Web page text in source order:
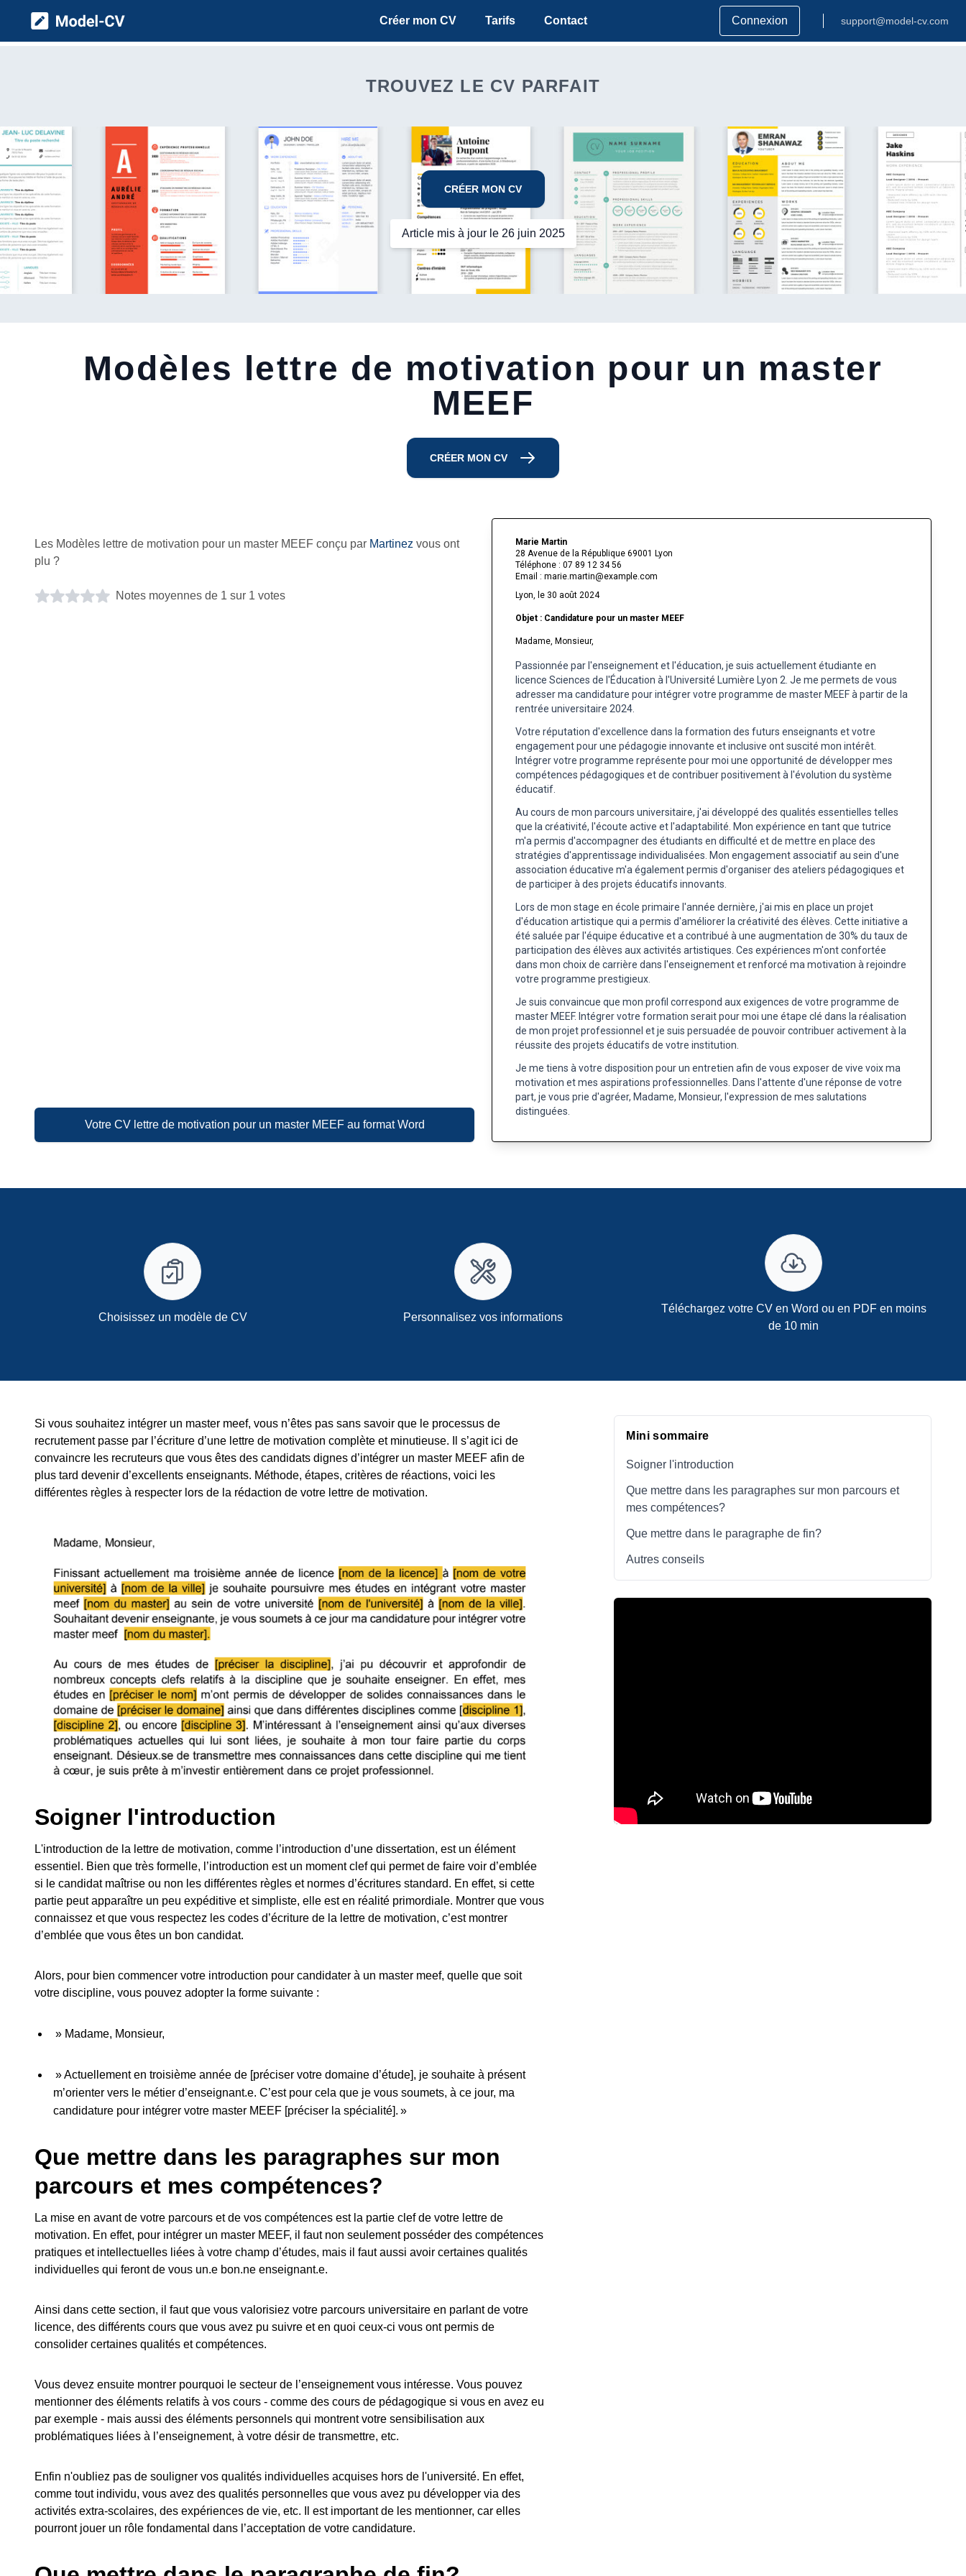
Model CV Créer mon CV Tarifs Contact Connexion support@model-cv.com
TROUVEZ LE CV PARFAIT
CRÉER MON CV
Article mis à jour le 26 juin 2025
Modèles lettre de motivation pour un master
MEEF
CRÉER MON CV
Les Modèles lettre de motivation pour un master MEEF conçu par Martinez vous ont
plu ?
Notes moyennes de 1 sur 1 votes
Votre CV lettre de motivation pour un master MEEF au format Word
Marie Martin
28 Avenue de la République 69001 Lyon
Téléphone : 07 89 12 34 56
Email : marie.martin@example.com
Lyon, le 30 août 2024
Objet : Candidature pour un master MEEF
Madame, Monsieur,
Passionnée par l'enseignement et l'éducation, je suis actuellement étudiante en
licence Sciences de l'Éducation à l'Université Lumière Lyon 2. Je me permets de vous
adresser ma candidature pour intégrer votre programme de master MEEF à partir de la
rentrée universitaire 2024.
Votre réputation d'excellence dans la formation des futurs enseignants et votre
engagement pour une pédagogie innovante et inclusive ont suscité mon intérêt.
Intégrer votre programme représente pour moi une opportunité de développer mes
compétences pédagogiques et de contribuer positivement à l'évolution du système
éducatif.
Au cours de mon parcours universitaire, j'ai développé des qualités essentielles telles
que la créativité, l'écoute active et l'adaptabilité. Mon expérience en tant que tutrice
m'a permis d'accompagner des étudiants en difficulté et de mettre en place des
stratégies d'apprentissage individualisées. Mon engagement associatif au sein d'une
association éducative m'a également permis d'organiser des ateliers pédagogiques et
de participer à des projets éducatifs innovants.
Lors de mon stage en école primaire l'année dernière, j'ai mis en place un projet
d'éducation artistique qui a permis d'améliorer la créativité des élèves. Cette initiative a
été saluée par l'équipe éducative et a contribué à une augmentation de 30% du taux de
participation des élèves aux activités artistiques. Ces expériences m'ont confortée
dans mon choix de carrière dans l'enseignement et renforcé ma motivation à rejoindre
votre programme prestigieux.
Je suis convaincue que mon profil correspond aux exigences de votre programme de
master MEEF. Intégrer votre formation serait pour moi une étape clé dans la réalisation
de mon projet professionnel et je suis persuadée de pouvoir contribuer activement à la
réussite des projets éducatifs de votre institution.
Je me tiens à votre disposition pour un entretien afin de vous exposer de vive voix ma
motivation et mes aspirations professionnelles. Dans l'attente d'une réponse de votre
part, je vous prie d'agréer, Madame, Monsieur, l'expression de mes salutations
distinguées.
Choisissez un modèle de CV Personnalisez vos informations
Téléchargez votre CV en Word ou en PDF en moins
de 10 min
Si vous souhaitez intégrer un master meef, vous n’êtes pas sans savoir que le processus de
recrutement passe par l’écriture d’une lettre de motivation complète et minutieuse. Il s’agit ici de
convaincre les recruteurs que vous êtes des candidats dignes d’intégrer un master MEEF afin de
plus tard devenir d’excellents enseignants. Méthode, étapes, critères de réactions, voici les
différentes règles à respecter lors de la rédaction de votre lettre de motivation.
Soigner l'introduction
L'introduction de la lettre de motivation, comme l’introduction d’une dissertation, est un élément
essentiel. Bien que très formelle, l’introduction est un moment clef qui permet de faire voir d’emblée
si le candidat maîtrise ou non les différentes règles et normes d’écritures standard. En effet, si cette
partie peut apparaître un peu expéditive et simpliste, elle est en réalité primordiale. Montrer que vous
connaissez et que vous respectez les codes d’écriture de la lettre de motivation, c’est montrer
d’emblée que vous êtes un bon candidat.
Alors, pour bien commencer votre introduction pour candidater à un master meef, quelle que soit
votre discipline, vous pouvez adopter la forme suivante :
» Madame, Monsieur,
» Actuellement en troisième année de [préciser votre domaine d’étude], je souhaite à présent
m’orienter vers le métier d’enseignant.e. C’est pour cela que je vous soumets, à ce jour, ma
candidature pour intégrer votre master MEEF [préciser la spécialité]. »
Que mettre dans les paragraphes sur mon
parcours et mes compétences?
La mise en avant de votre parcours et de vos compétences est la partie clef de votre lettre de
motivation. En effet, pour intégrer un master MEEF, il faut non seulement posséder des compétences
pratiques et intellectuelles liées à votre champ d’études, mais il faut aussi avoir certaines qualités
individuelles qui feront de vous un.e bon.ne enseignant.e.
Ainsi dans cette section, il faut que vous valorisiez votre parcours universitaire en parlant de votre
licence, des différents cours que vous avez pu suivre et en quoi ceux-ci vous ont permis de
consolider certaines qualités et compétences.
Vous devez ensuite montrer pourquoi le secteur de l’enseignement vous intéresse. Vous pouvez
mentionner des éléments relatifs à vos cours - comme des cours de pédagogique si vous en avez eu
par exemple - mais aussi des éléments personnels qui montrent votre sensibilisation aux
problématiques liées à l’enseignement, à votre désir de transmettre, etc.
Enfin n'oubliez pas de souligner vos qualités individuelles acquises hors de l'université. En effet,
comme tout individu, vous avez des qualités personnelles que vous avez pu développer via des
activités extra-scolaires, des expériences de vie, etc. Il est important de les mentionner, car elles
pourront jouer un rôle fondamental dans l’acceptation de votre candidature.
Mini sommaire
Soigner l'introduction
Que mettre dans les paragraphes sur mon parcours et
mes compétences?
Que mettre dans le paragraphe de fin?
Autres conseils